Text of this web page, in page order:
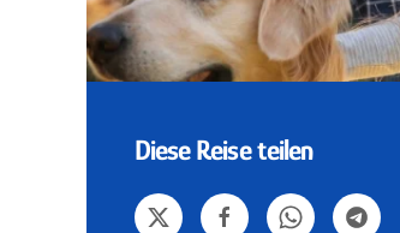
Diese Reise teilen